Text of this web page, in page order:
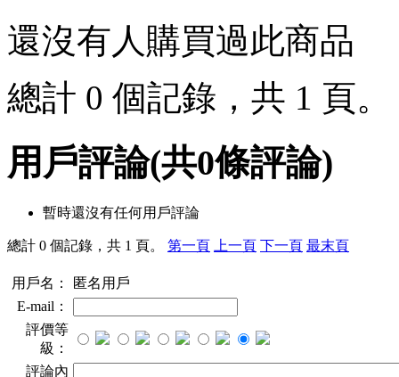
還沒有人購買過此商品
總計 0 個記錄，共 1 頁。
用戶評論(共0條評論)
暫時還沒有任何用戶評論
總計 0 個記錄，共 1 頁。 第一頁 上一頁 下一頁 最末頁
用戶名：
匿名用戶
E-mail：
評價等
級：
評論內